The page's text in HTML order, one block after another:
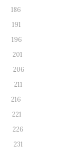
186
191
196
201
206
211
216
221
226
231